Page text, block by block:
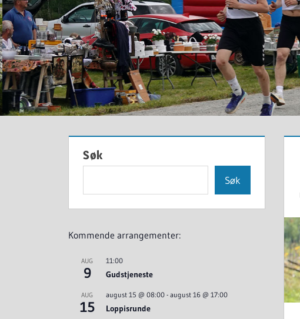
Søk
Søk
Kommende arrangementer:
AUG
9
11:00
Gudstjeneste
AUG
15
august 15 @ 08:00 - august 16 @ 17:00
Loppisrunde